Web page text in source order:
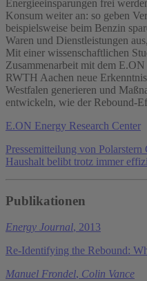
Energieeinsparungen frei
Konsum weiter an: so geben
beispielsweise beim Benzin
Waren und Dienstleistungen
Mit einer wissenschaftlichen
Zusammenarbeit mit dem
RWTH Aachen neue
Westfalen generieren und
entwickeln, wie der Rebound-
E.ON Energy Research Center
Pressemitteilung von
Haushalt belibt trotz immer
Publikationen
Energy Journal, 2013
Re-Identifying the Rebound:
Manuel Frondel, Colin Vance